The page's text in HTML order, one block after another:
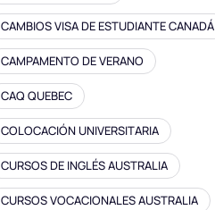
CAMBIOS VISA DE ESTUDIANTE CANADÁ
CAMPAMENTO DE VERANO
CAQ QUEBEC
COLOCACIÓN UNIVERSITARIA
CURSOS DE INGLÉS AUSTRALIA
CURSOS VOCACIONALES AUSTRALIA